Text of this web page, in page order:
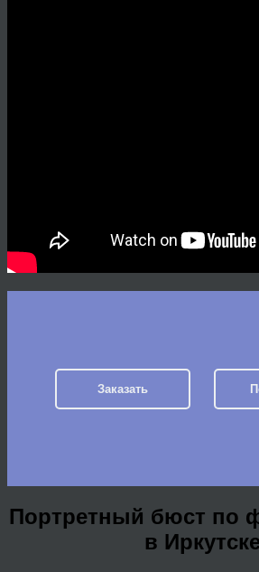
Заказать
Портретный бюст по
в